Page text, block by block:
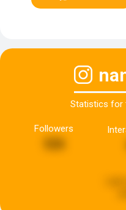
Statistics for
Followers
526